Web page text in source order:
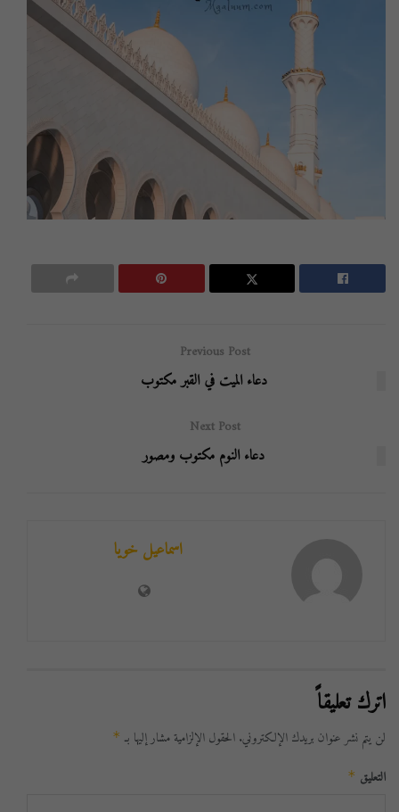
Previous Post
دعاء الميت في القبر مكتوب
Next Post
دعاء النوم مكتوب ومصور
اسماعيل خويا
اترك تعليقاً
لن يتم نشر عنوان بريدك الإلكتروني. الحقول الإلزامية مشار إليها بـ *
التعليق *